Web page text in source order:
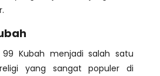
99 Kubah menjadi salah satu
yang sangat populer di